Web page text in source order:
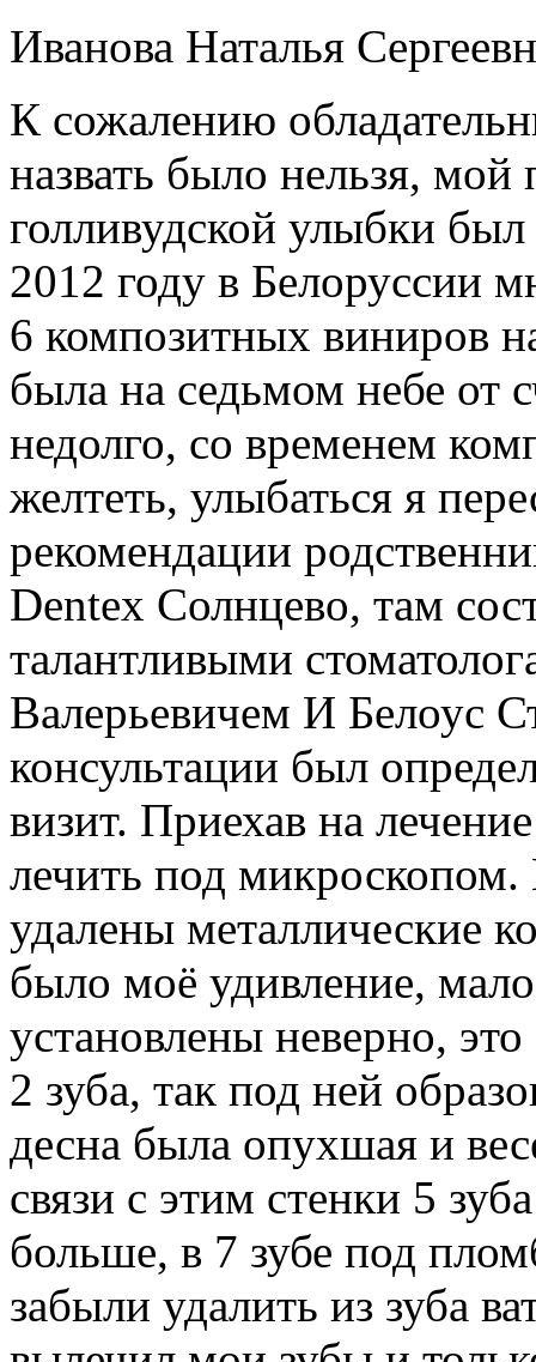
Иванова Наталья
К сожалению
назвать было нельзя,
голливудской улыбки
2012 году в Белоруссии
6 композитных виниров
была на седьмом небе от
недолго, со временем
желтеть, улыбаться я
рекомендации
Dentex Солнцево, там
талантливыми
Валерьевичем И Белоус
консультации был
визит. Приехав на
лечить под
удалены металлические
было моё удивление,
установлены неверно,
2 зуба, так под ней
десна была опухшая и
связи с этим стенки 5
больше, в 7 зубе под
забыли удалить из зуба